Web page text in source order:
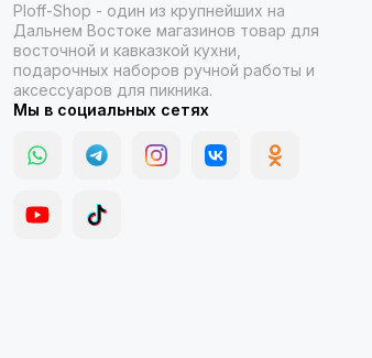
Ploff-Shop - один из крупнейших на
Дальнем Востоке магазинов товар для
восточной и кавказкой кухни,
подарочных наборов ручной работы и
аксессуаров для пикника.
Мы в социальных сетях